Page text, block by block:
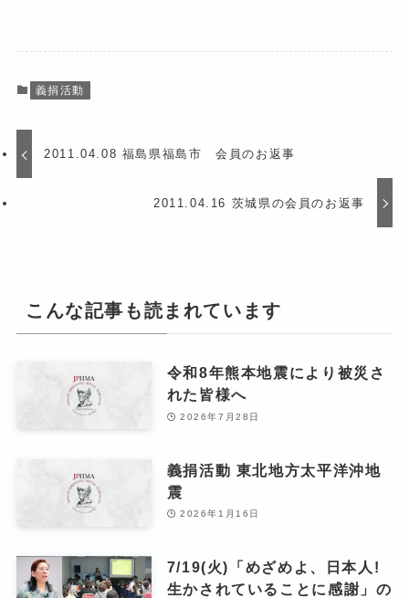
義捐活動
2011.04.08 福島県福島市 会員のお返事
2011.04.16 茨城県の会員のお返事
こんな記事も読まれています
令和8年熊本地震により被災さ
れた皆様へ
2026年7月28日
義捐活動 東北地方太平洋沖地
震
2026年1月16日
7/19(火)「めざめよ、日本人!
生かされていることに感謝」の